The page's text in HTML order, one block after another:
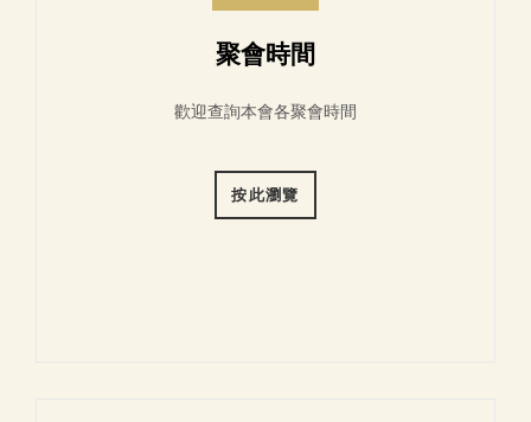
聚會時間
歡迎查詢本會各聚會時間
按此瀏覽